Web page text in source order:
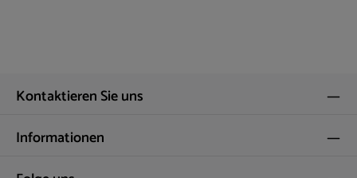
Kontaktieren Sie uns
Informationen